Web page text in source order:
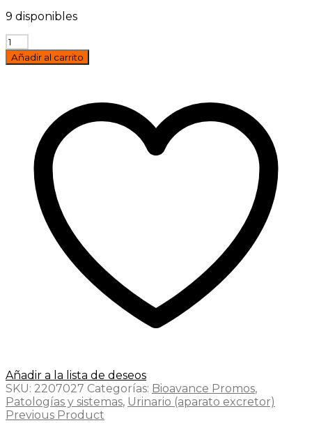
9 disponibles
Cistoren
Plus
20
Añadir al carrito
Añadir a la lista de deseos
SKU: 2207027 Categorías: Bioavance Promos,
Patologías y sistemas, Urinario (aparato excretor)
Previous Product